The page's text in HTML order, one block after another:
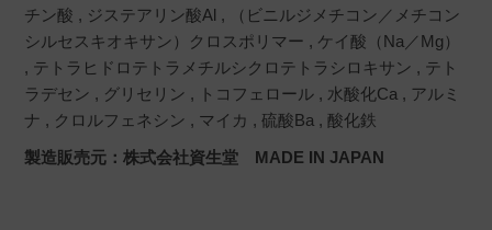
チン酸 , ジステアリン酸Al , （ビニルジメチコン／メチコン
シルセスキオキサン）クロスポリマー , ケイ酸（Na／Mg）
, テトラヒドロテトラメチルシクロテトラシロキサン , テト
ラデセン , グリセリン , トコフェロール , 水酸化Ca , アルミ
ナ , クロルフェネシン , マイカ , 硫酸Ba , 酸化鉄
製造販売元：株式会社資生堂 MADE IN JAPAN